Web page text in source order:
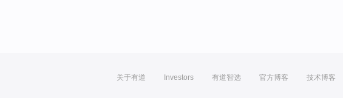
关于有道 Investors 有道智选 官方博客 技术博客